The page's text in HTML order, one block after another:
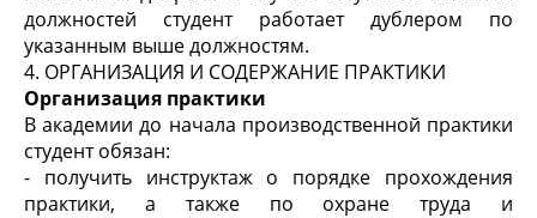
должностей студент работает дублером по
указанным выше должностям.
4. ОРГАНИЗАЦИЯ И СОДЕРЖАНИЕ ПРАКТИКИ
Организация практики
В академии до начала производственной практики
студент обязан:
- получить инструктаж о порядке прохождения
практики, а также по охране труда и